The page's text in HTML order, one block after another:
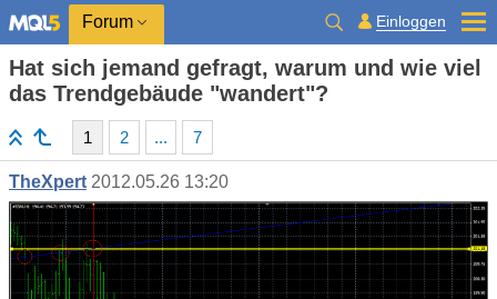
Forum Einloggen
Hat sich jemand gefragt, warum und wie viel
das Trendgebäude "wandert"?
1 2 ... 7
TheXpert 2012.05.26 13:20